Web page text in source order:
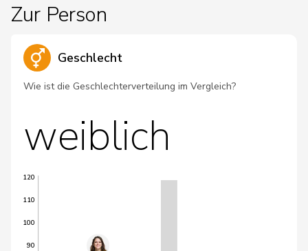
Zur Person
Geschlecht
Wie ist die Geschlechterverteilung im Vergleich?
weiblich
90
100
110
120